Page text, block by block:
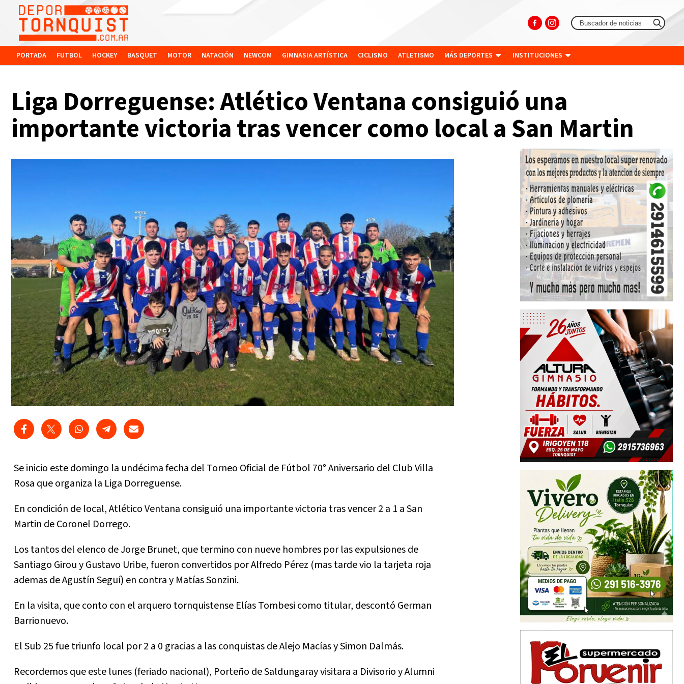
PORTADA FUTBOL HOCKEY BASQUET MOTOR NATACIÓN NEWCOM GIMNASIA ARTÍSTICA CICLISMO ATLETISMO MÁS DEPORTES INSTITUCIONES
Liga Dorreguense: Atlético Ventana consiguió una
importante victoria tras vencer como local a San Martin
Se inicio este domingo la undécima fecha del Torneo Oficial de Fútbol 70° Aniversario del Club Villa
Rosa que organiza la Liga Dorreguense.
En condición de local, Atlético Ventana consiguió una importante victoria tras vencer 2 a 1 a San
Martin de Coronel Dorrego.
Los tantos del elenco de Jorge Brunet, que termino con nueve hombres por las expulsiones de
Santiago Girou y Gustavo Uribe, fueron convertidos por Alfredo Pérez (mas tarde vio la tarjeta roja
ademas de Agustín Seguí) en contra y Matías Sonzini.
En la visita, que conto con el arquero tornquistense Elías Tombesi como titular, descontó German
Barrionuevo.
El Sub 25 fue triunfo local por 2 a 0 gracias a las conquistas de Alejo Macías y Simon Dalmás.
Recordemos que este lunes (feriado nacional), Porteño de Saldungaray visitara a Divisorio y Alumni